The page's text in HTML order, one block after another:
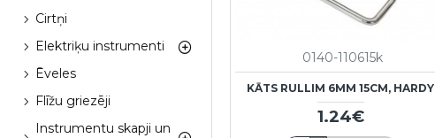
Cirtņi
Elektriķu instrumenti
Ēveles
Flīžu griezēji
Instrumentu skapji un
0140-110615k
KĀTS RULLIM 6MM 15CM, HARDY
1.24€